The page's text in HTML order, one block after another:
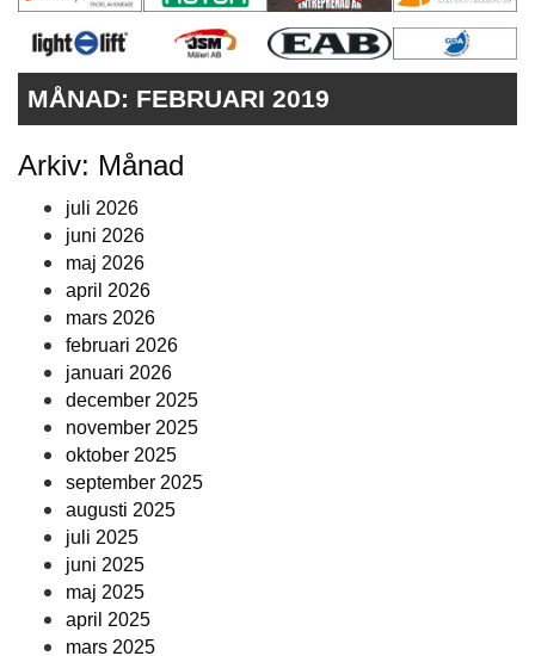
VÅRA ANDRA MAGASIN
ANNONSERA
MÅNAD: FEBRUARI 2019
Arkiv: Månad
juli 2026
juni 2026
maj 2026
april 2026
mars 2026
februari 2026
januari 2026
december 2025
november 2025
oktober 2025
september 2025
augusti 2025
juli 2025
juni 2025
maj 2025
april 2025
mars 2025